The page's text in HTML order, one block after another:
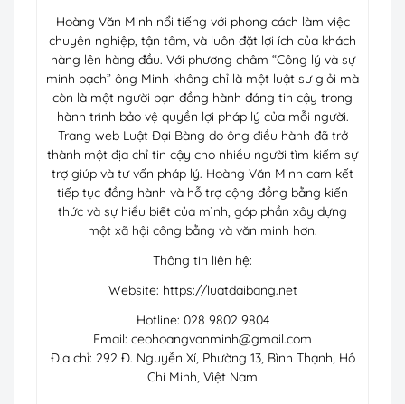
Hoàng Văn Minh nổi tiếng với phong cách làm việc
chuyên nghiệp, tận tâm, và luôn đặt lợi ích của khách
hàng lên hàng đầu. Với phương châm “Công lý và sự
minh bạch” ông Minh không chỉ là một luật sư giỏi mà
còn là một người bạn đồng hành đáng tin cậy trong
hành trình bảo vệ quyền lợi pháp lý của mỗi người.
Trang web Luật Đại Bàng do ông điều hành đã trở
thành một địa chỉ tin cậy cho nhiều người tìm kiếm sự
trợ giúp và tư vấn pháp lý. Hoàng Văn Minh cam kết
tiếp tục đồng hành và hỗ trợ cộng đồng bằng kiến
thức và sự hiểu biết của mình, góp phần xây dựng
một xã hội công bằng và văn minh hơn.
Thông tin liên hệ:
Website: https://luatdaibang.net
Hotline: 028 9802 9804
Email: ceohoangvanminh@gmail.com
Địa chỉ: 292 Đ. Nguyễn Xí, Phường 13, Bình Thạnh, Hồ
Chí Minh, Việt Nam